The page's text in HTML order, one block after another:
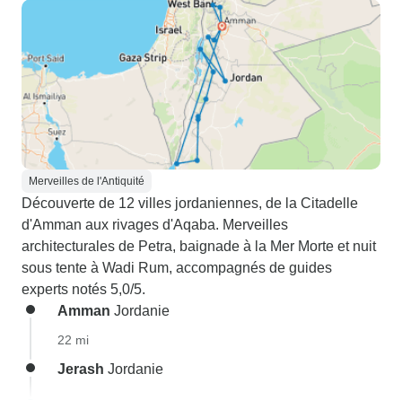
Merveilles de l'Antiquité
Découverte de 12 villes jordaniennes, de la Citadelle
d'Amman aux rivages d'Aqaba. Merveilles
architecturales de Petra, baignade à la Mer Morte et nuit
sous tente à Wadi Rum, accompagnés de guides
experts notés 5,0/5.
Amman Jordanie
22 mi
Jerash Jordanie